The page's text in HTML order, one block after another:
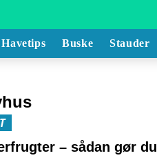
Havetips Buske Stauder
– sådan gør du